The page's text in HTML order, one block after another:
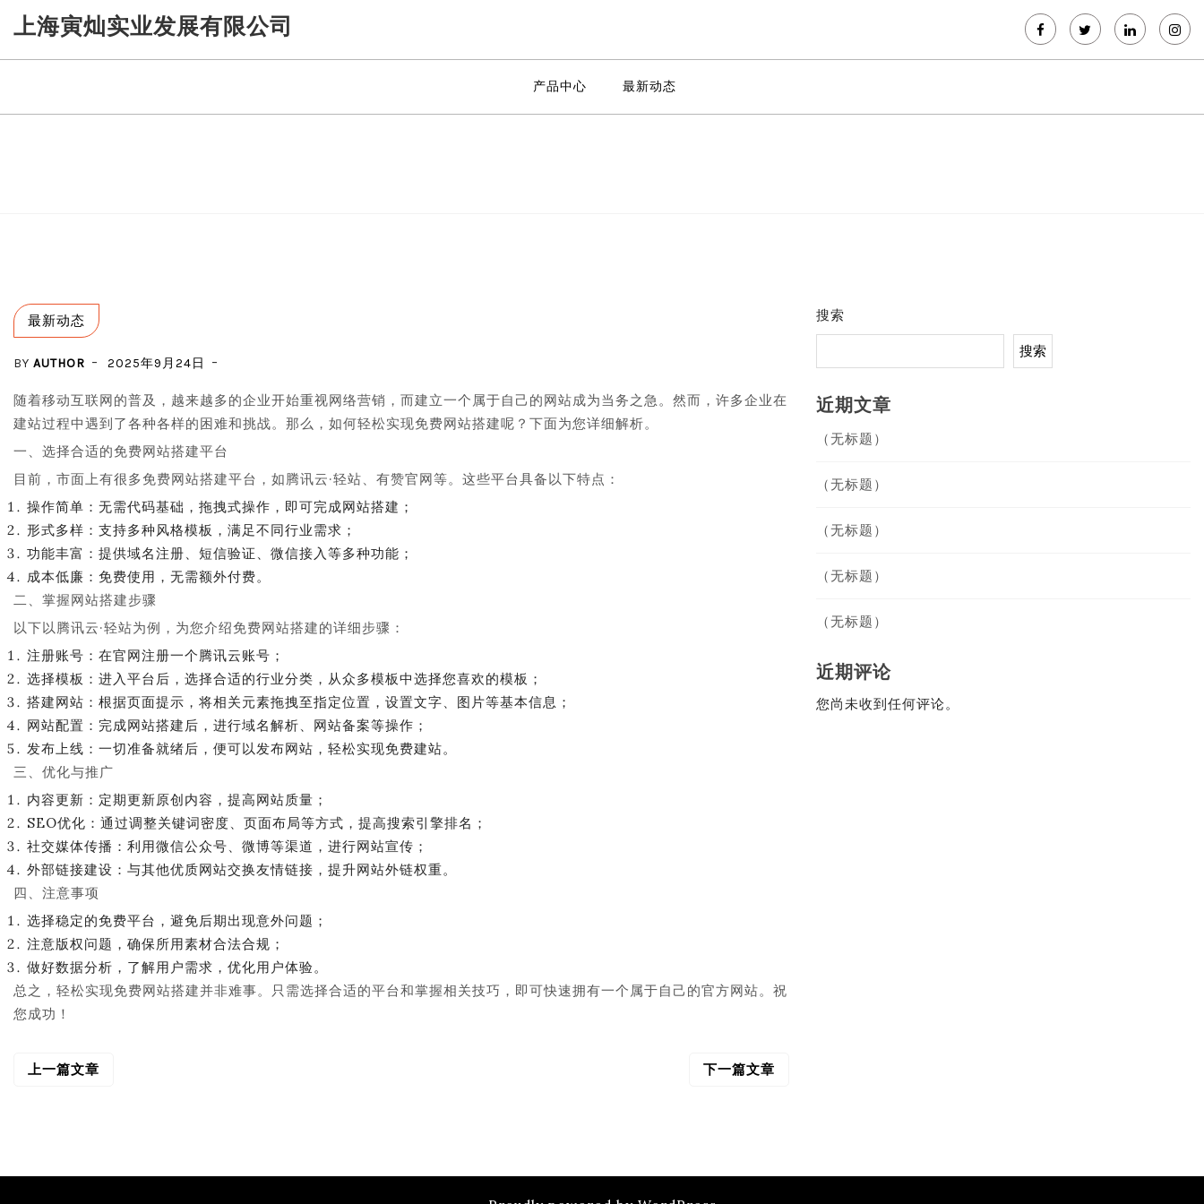
Skip
to
content
上海寅灿实业发展有限公司
产品中心 最新动态
最新动态
BY AUTHOR 2025年9月24日
随着移动互联网的普及，越来越多的企业开始重视网络营销，而建立一个属于自己的网站成为当务之急。然而，许多企业在
建站过程中遇到了各种各样的困难和挑战。那么，如何轻松实现免费网站搭建呢？下面为您详细解析。
一、选择合适的免费网站搭建平台
目前，市面上有很多免费网站搭建平台，如腾讯云·轻站、有赞官网等。这些平台具备以下特点：
操作简单：无需代码基础，拖拽式操作，即可完成网站搭建；
形式多样：支持多种风格模板，满足不同行业需求；
功能丰富：提供域名注册、短信验证、微信接入等多种功能；
成本低廉：免费使用，无需额外付费。
二、掌握网站搭建步骤
以下以腾讯云·轻站为例，为您介绍免费网站搭建的详细步骤：
注册账号：在官网注册一个腾讯云账号；
选择模板：进入平台后，选择合适的行业分类，从众多模板中选择您喜欢的模板；
搭建网站：根据页面提示，将相关元素拖拽至指定位置，设置文字、图片等基本信息；
网站配置：完成网站搭建后，进行域名解析、网站备案等操作；
发布上线：一切准备就绪后，便可以发布网站，轻松实现免费建站。
三、优化与推广
内容更新：定期更新原创内容，提高网站质量；
SEO优化：通过调整关键词密度、页面布局等方式，提高搜索引擎排名；
社交媒体传播：利用微信公众号、微博等渠道，进行网站宣传；
外部链接建设：与其他优质网站交换友情链接，提升网站外链权重。
四、注意事项
选择稳定的免费平台，避免后期出现意外问题；
注意版权问题，确保所用素材合法合规；
做好数据分析，了解用户需求，优化用户体验。
总之，轻松实现免费网站搭建并非难事。只需选择合适的平台和掌握相关技巧，即可快速拥有一个属于自己的官方网站。祝
您成功！
文
上一篇文章 下一篇文章
搜索
搜索
近期文章
（无标题）
（无标题）
（无标题）
（无标题）
（无标题）
近期评论
您尚未收到任何评论。